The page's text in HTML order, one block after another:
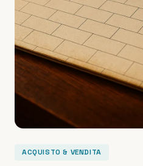
ACQUISTO & VENDITA